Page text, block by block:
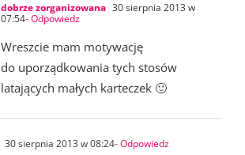
dobrze zorganizowana 30 sierpnia 2013 w
07:54- Odpowiedz
Wreszcie mam motywację
do uporządkowania tych stosów
latających małych karteczek 🙂
30 sierpnia 2013 w 08:24- Odpowiedz